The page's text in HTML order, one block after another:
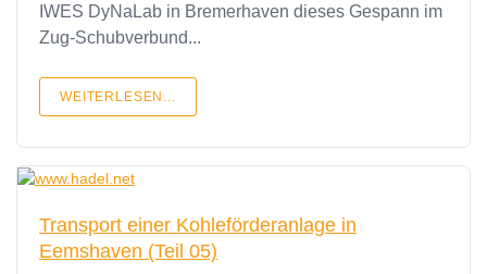
IWES DyNaLab in Bremerhaven dieses Gespann im
Zug-Schubverbund...
WEITERLESEN...
Transport einer Kohleförderanlage in
Eemshaven (Teil 05)